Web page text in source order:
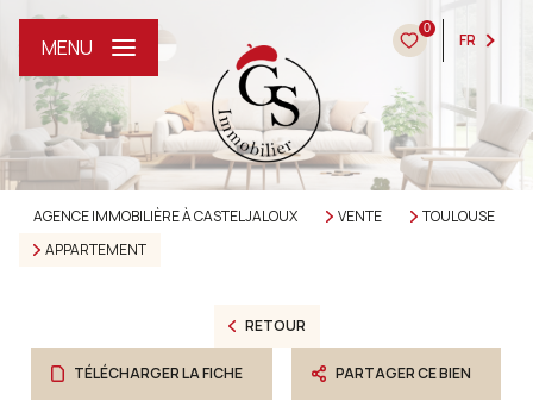
0
FR
MENU
AGENCE IMMOBILIÈRE À CASTELJALOUX VENTE
TOULOUSE
APPARTEMENT
RETOUR
TÉLÉCHARGER LA FICHE PARTAGER CE BIEN